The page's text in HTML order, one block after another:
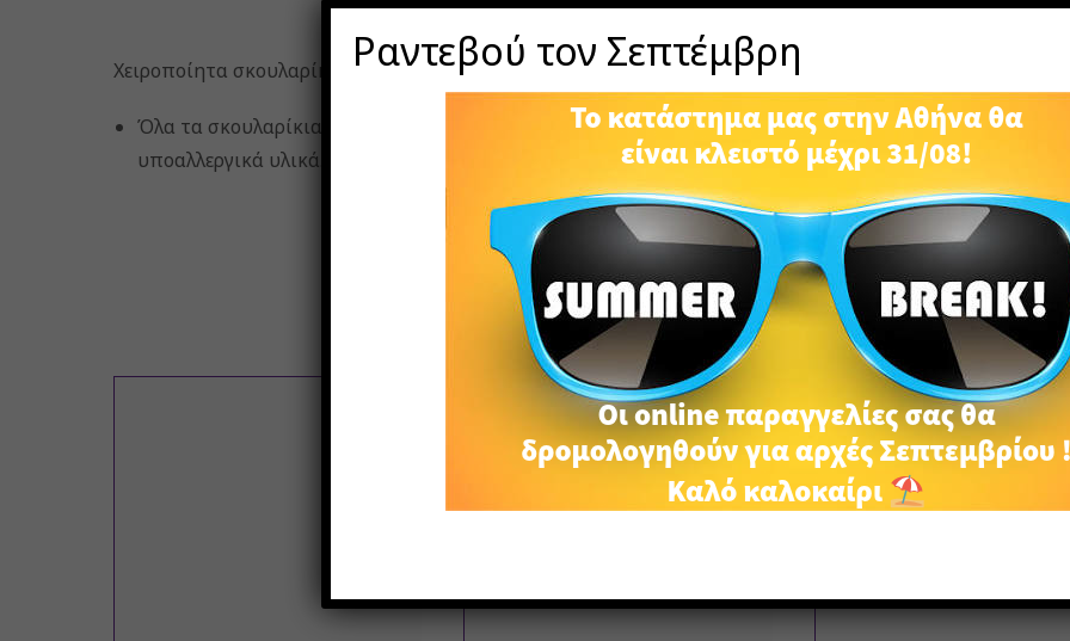
ΠΕΡΙΓΡΑΦΉ ΕΠΙΠΛΈΟΝ ΠΛΗΡΟΦΟΡΊΕΣ
Χειροποίητα σκουλαρίκια με την τεχνική μακραμέ σε μεταλλικό στοιχείο και με ασημένια γαντζάκια.
Όλα τα σκουλαρίκια δίνονται με κλιπ ασφαλείας σιλικόνης και τα μεταλλικά στοιχεία είναι nickel-
υπoαλλεργικά υλικά.
RELATED PRODUCTS
Ραντεβού τον Σεπτέμβρη